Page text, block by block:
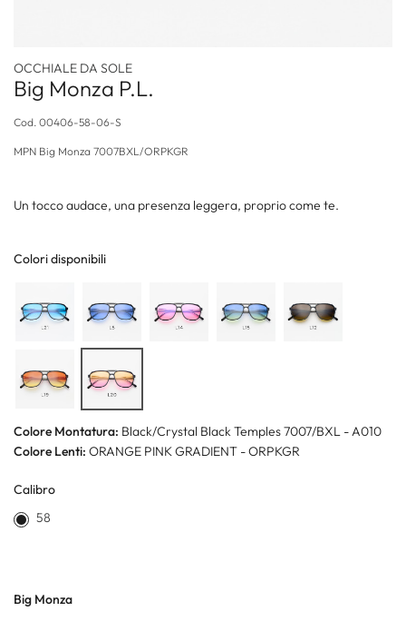
OCCHIALE DA SOLE
Big Monza P.L.
Cod. 00406-58-06-S
MPN Big Monza 7007BXL/ORPKGR
Un tocco audace, una presenza leggera, proprio come te.
Colori disponibili
Colore Montatura: Black/Crystal Black Temples 7007/BXL - A010
Colore Lenti: ORANGE PINK GRADIENT - ORPKGR
Calibro
58
Big Monza